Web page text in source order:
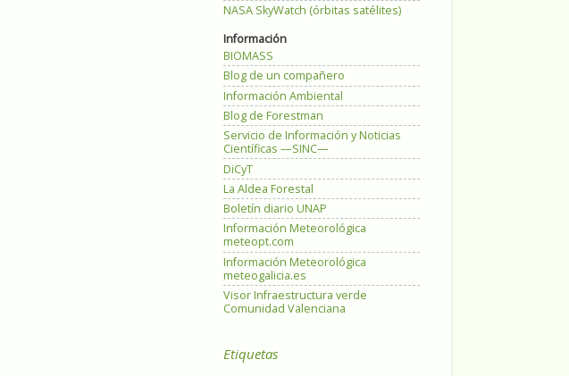
NASA SkyWatch (órbitas satélites)
Información
BIOMASS
Blog de un compañero
Información Ambiental
Blog de Forestman
Servicio de Información y Noticias
Científicas —SINC—
DiCyT
La Aldea Forestal
Boletín diario UNAP
Información Meteorológica
meteopt.com
Información Meteorológica
meteogalicia.es
Visor Infraestructura verde
Comunidad Valenciana
Etiquetas